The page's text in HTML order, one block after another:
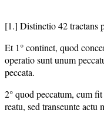
[1.] Distinctio 42 tractans
Et 1° continet, quod
operatio sunt unum
peccata.
2° quod peccatum, cum
reatu, sed transeunte actu